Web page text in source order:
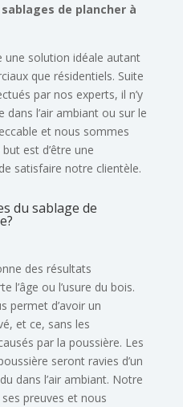
sablages de plancher à
une solution idéale autant
que résidentiels. Suite
par nos experts, il n’y
dans l’air ambiant ou sur le
et nous sommes
but est d’être une
satisfaire notre clientèle.
du sablage de
des résultats
l’âge ou l’usure du bois.
permet d’avoir un
et ce, sans les
par la poussière. Les
seront ravies d’un
dans l’air ambiant. Notre
preuves et nous